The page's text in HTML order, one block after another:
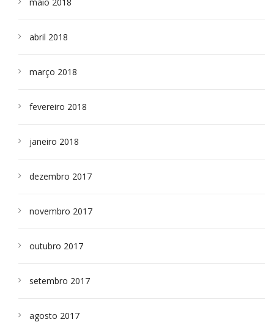
abril 2018
março 2018
fevereiro 2018
janeiro 2018
dezembro 2017
novembro 2017
outubro 2017
setembro 2017
agosto 2017